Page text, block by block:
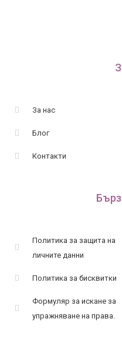
За нас
Блог
Контакти
Политика за защита на
личните данни
Политика за бисквитки
Формуляр за искане за
упражняване на права.